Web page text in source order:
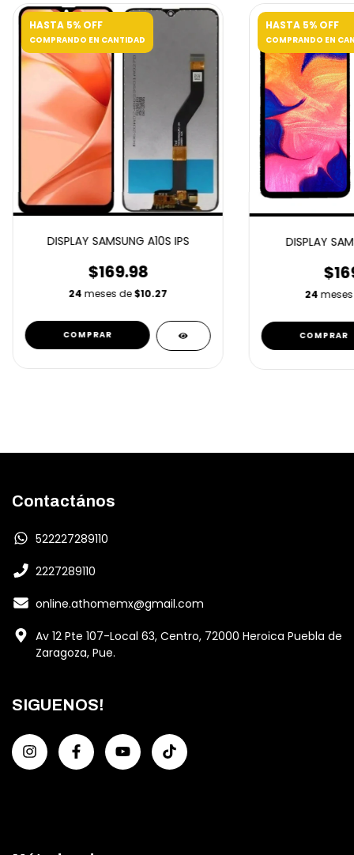
HASTA 5% OFF
COMPRANDO EN CANTIDAD
DISPLAY SAMSUNG A10S IPS
$169.98
24 meses de$10.27
HASTA 5% OFF
COMPRANDO EN
DISPLAY
24
Contactános
522227289110
2227289110
online.athomemx@gmail.com
Av 12 Pte 107-Local 63, Centro, 72000 Heroica Puebla de
Zaragoza, Pue.
SIGUENOS!